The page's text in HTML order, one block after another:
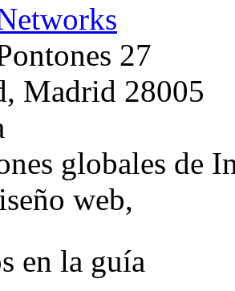
27
Madrid 28005
globales de
web,
en la guía